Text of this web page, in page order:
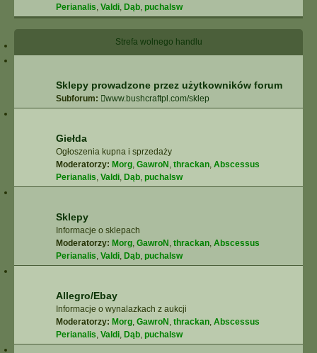
Perianalis, Valdi, Dąb, puchalsw
Strefa wolnego handlu
Sklepy prowadzone przez użytkowników forum
Subforum: www.bushcraftpl.com/sklep
Giełda
Ogłoszenia kupna i sprzedaży
Moderatorzy: Morg, GawroN , thrackan, Abscessus
Perianalis, Valdi, Dąb, puchalsw
Sklepy
Informacje o sklepach
Moderatorzy: Morg, GawroN , thrackan, Abscessus
Perianalis, Valdi, Dąb, puchalsw
Allegro/Ebay
Informacje o wynalazkach z aukcji
Moderatorzy: Morg, GawroN , thrackan, Abscessus
Perianalis, Valdi, Dąb, puchalsw